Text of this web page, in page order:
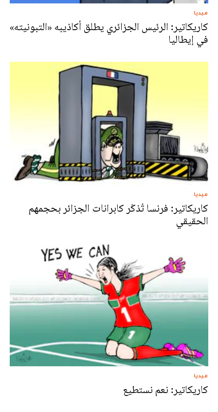
ميديا
كاريكاتير: الرئيس الجزائري يطلق أكاذيبه «التبونيته»
في إيطاليا
ميديا
كاريكاتير: فرنسا تُذكّر كابرانات الجزائر بحجمهم
الحقيقي
ميديا
كاريكاتير: نعم نستطيع